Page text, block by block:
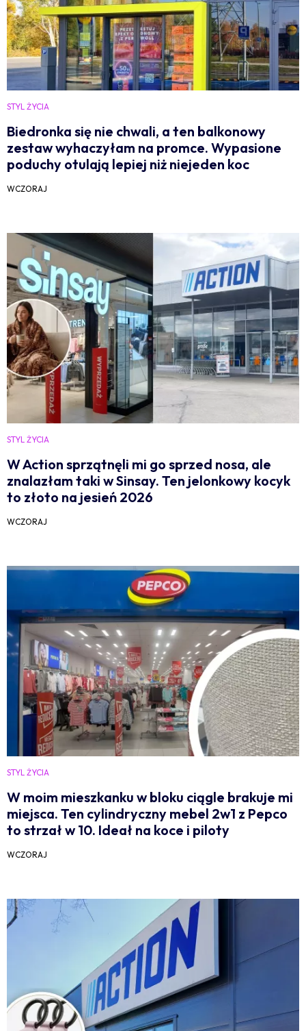
STYL ŻYCIA
Biedronka się nie chwali, a ten balkonowy
zestaw wyhaczyłam na promce. Wypasione
poduchy otulają lepiej niż niejeden koc
WCZORAJ
STYL ŻYCIA
W Action sprzątnęli mi go sprzed nosa, ale
znalazłam taki w Sinsay. Ten jelonkowy kocyk
to złoto na jesień 2026
WCZORAJ
STYL ŻYCIA
W moim mieszkanku w bloku ciągle brakuje mi
miejsca. Ten cylindryczny mebel 2w1 z Pepco
to strzał w 10. Ideał na koce i piloty
WCZORAJ